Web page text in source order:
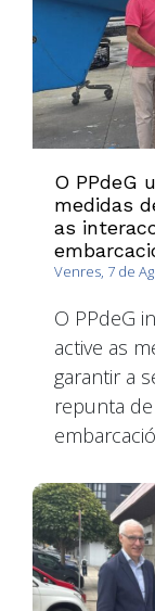
O PPdeG
medidas
as
Venres, 7 de
O PPdeG
active as
garantir a
repunta